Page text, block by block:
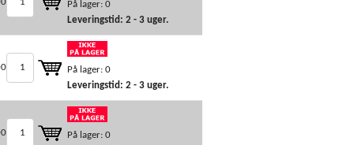
På lager: 0
Leveringstid: 2 - 3 uger.
På lager: 0
Leveringstid: 2 - 3 uger.
På lager: 0